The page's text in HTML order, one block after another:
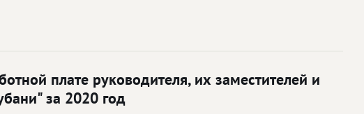
плате руководителя, их заместителей и
за 2020 год